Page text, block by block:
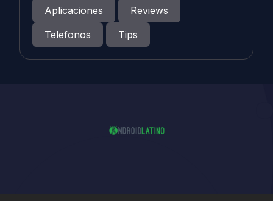
Aplicaciones
Reviews
Telefonos
Tips